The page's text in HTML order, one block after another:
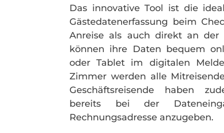
Das innovative Tool ist die
Gästedatenerfassung beim
Anreise als auch direkt an der
können ihre Daten bequem
oder Tablet im digitalen
Zimmer werden alle
Geschäftsreisende haben
bereits bei der
Rechnungsadresse anzugeben.